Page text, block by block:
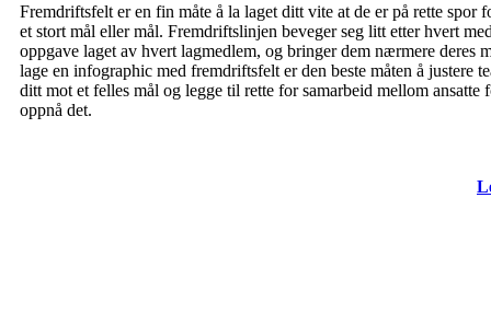
Fremdriftsfelt er en fin måte å la laget ditt vite at de er på rette spor
et stort mål eller mål. Fremdriftslinjen beveger seg litt etter hvert
oppgave laget av hvert lagmedlem, og bringer dem nærmere deres
lage en infographic med fremdriftsfelt er den beste måten å justere
ditt mot et felles mål og legge til rette for samarbeid mellom ansatte
oppnå det.